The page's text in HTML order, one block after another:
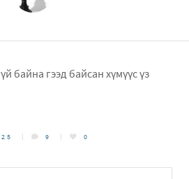
байна гээд байсан хүмүүс үз
9 0